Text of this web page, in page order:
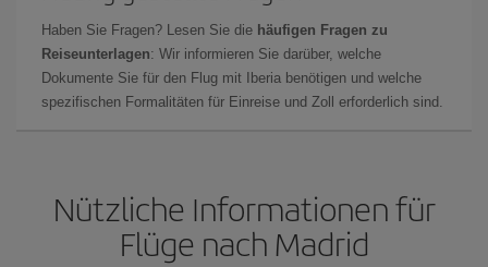
Haben Sie Fragen? Lesen Sie die häufigen Fragen zu
Reiseunterlagen: Wir informieren Sie darüber, welche
Dokumente Sie für den Flug mit Iberia benötigen und welche
spezifischen Formalitäten für Einreise und Zoll erforderlich sind.
Nützliche Informationen für
Flüge nach Madrid